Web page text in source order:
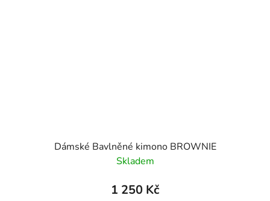
Dámské Bavlněné kimono BROWNIE
Skladem
1 250 Kč